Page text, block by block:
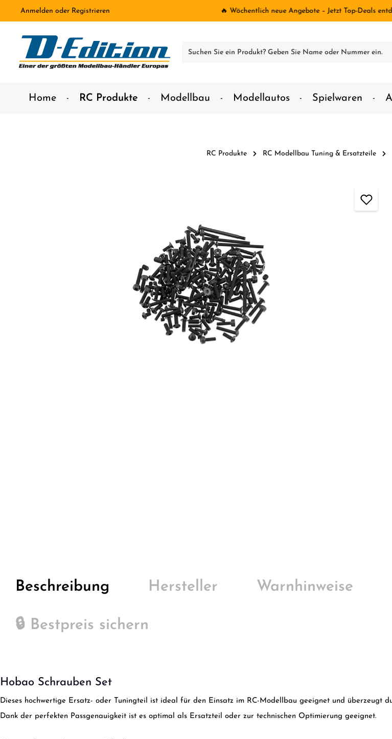
springen
Anmelden oder Registrieren 🔥 Wöchentlich neue Angebote – Jetzt Top-Deals
Home RC Produkte Modellbau Modellautos Spielwaren
RC Produkte RC Modellbau Tuning & Ersatzteile
Beschreibung Hersteller Warnhinweise
🔒 Bestpreis sichern
Hobao Schrauben Set
Dieses hochwertige Ersatz- oder Tuningteil ist ideal für den Einsatz im RC-Modellbau geeignet und überzeugt
Dank der perfekten Passgenauigkeit ist es optimal als Ersatzteil oder zur technischen Optimierung geeignet.